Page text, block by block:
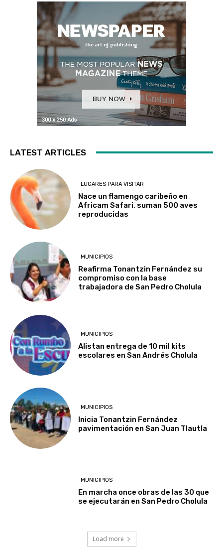
LATEST ARTICLES
LUGARES PARA VISITAR
Nace un flamengo caribeño en
Africam Safari, suman 500 aves
reproducidas
MUNICIPIOS
Reafirma Tonantzin Fernández su
compromiso con la base
trabajadora de San Pedro Cholula
MUNICIPIOS
Alistan entrega de 10 mil kits
escolares en San Andrés Cholula
MUNICIPIOS
Inicia Tonantzin Fernández
pavimentación en San Juan Tlautla
MUNICIPIOS
En marcha once obras de las 30 que
se ejecutarán en San Pedro Cholula
Load more